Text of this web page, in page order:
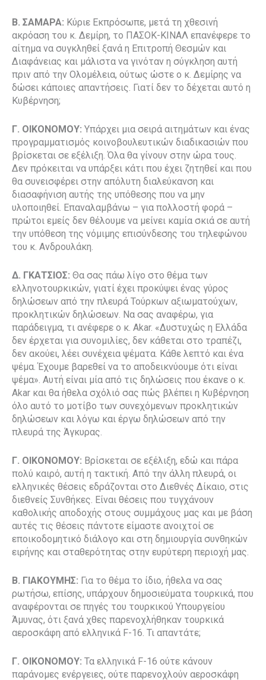
Β. ΣΑΜΑΡΑ: Κύριε Εκπρόσωπε, μετά τη χθεσινή
ακρόαση του κ. Δεμίρη, το ΠΑΣΟΚ-ΚΙΝΑΛ επανέφερε το
αίτημα να συγκληθεί ξανά η Επιτροπή Θεσμών και
Διαφάνειας και μάλιστα να γινόταν η σύγκληση αυτή
πριν από την Ολομέλεια, ούτως ώστε ο κ. Δεμίρης να
δώσει κάποιες απαντήσεις. Γιατί δεν το δέχεται αυτό η
Κυβέρνηση;
Γ. ΟΙΚΟΝΟΜΟΥ: Υπάρχει μια σειρά αιτημάτων και ένας
προγραμματισμός κοινοβουλευτικών διαδικασιών που
βρίσκεται σε εξέλιξη. Όλα θα γίνουν στην ώρα τους.
Δεν πρόκειται να υπάρξει κάτι που έχει ζητηθεί και που
θα συνεισφέρει στην απόλυτη διαλεύκανση και
διασαφήνιση αυτής της υπόθεσης που να μην
υλοποιηθεί. Επαναλαμβάνω – για πολλοστή φορά –
πρώτοι εμείς δεν θέλουμε να μείνει καμία σκιά σε αυτή
την υπόθεση της νόμιμης επισύνδεσης του τηλεφώνου
του κ. Ανδρουλάκη.
Δ. ΓΚΑΤΣΙΟΣ: Θα σας πάω λίγο στο θέμα των
ελληνοτουρκικών, γιατί έχει προκύψει ένας γύρος
δηλώσεων από την πλευρά Τούρκων αξιωματούχων,
προκλητικών δηλώσεων. Να σας αναφέρω, για
παράδειγμα, τι ανέφερε ο κ. Akar. «Δυστυχώς η Ελλάδα
δεν έρχεται για συνομιλίες, δεν κάθεται στο τραπέζι,
δεν ακούει, λέει συνέχεια ψέματα. Κάθε λεπτό και ένα
ψέμα. Έχουμε βαρεθεί να το αποδεικνύουμε ότι είναι
ψέμα». Αυτή είναι μία από τις δηλώσεις που έκανε ο κ.
Akar και θα ήθελα σχόλιό σας πώς βλέπει η Κυβέρνηση
όλο αυτό το μοτίβο των συνεχόμενων προκλητικών
δηλώσεων και λόγω και έργω δηλώσεων από την
πλευρά της Άγκυρας.
Γ. ΟΙΚΟΝΟΜΟΥ: Βρίσκεται σε εξέλιξη, εδώ και πάρα
πολύ καιρό, αυτή η τακτική. Από την άλλη πλευρά, οι
ελληνικές θέσεις εδράζονται στο Διεθνές Δίκαιο, στις
διεθνείς Συνθήκες. Είναι θέσεις που τυγχάνουν
καθολικής αποδοχής στους συμμάχους μας και με βάση
αυτές τις θέσεις πάντοτε είμαστε ανοιχτοί σε
εποικοδομητικό διάλογο και στη δημιουργία συνθηκών
ειρήνης και σταθερότητας στην ευρύτερη περιοχή μας.
Β. ΓΙΑΚΟΥΜΗΣ: Για το θέμα το ίδιο, ήθελα να σας
ρωτήσω, επίσης, υπάρχουν δημοσιεύματα τουρκικά, που
αναφέρονται σε πηγές του τουρκικού Υπουργείου
Άμυνας, ότι ξανά χθες παρενοχλήθηκαν τουρκικά
αεροσκάφη από ελληνικά F-16. Τι απαντάτε;
Γ. ΟΙΚΟΝΟΜΟΥ: Τα ελληνικά F-16 ούτε κάνουν
παράνομες ενέργειες, ούτε παρενοχλούν αεροσκάφη